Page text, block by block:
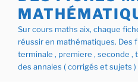
Sur cours maths aix, chaque
réussir en mathématiques. Des
terminale , premiere , seconde ,
des annales ( corrigés et sujets